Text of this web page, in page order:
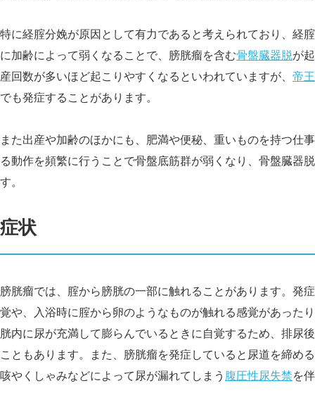
特に経腟分娩が原因として有力であると考えられており、経
に加齢によって弱くなることで、膀胱瘤を含む骨盤臓器脱が
産回数が多いほど起こりやすくなるといわれていますが、 帝
でも発症することがあります。
また出産や加齢のほかにも、肥満や便秘、重いものを持つ仕
る動作を頻繁に行うことで骨盤底筋群が弱くなり、骨盤臓器
す。
症状
膀胱瘤では、腟から膀胱の一部に触れることがあります。発
覚や、入浴時に腟から卵のようなものが触れる感覚があった
胱内に尿が充満して膨らんでいるときに自覚するため、排尿
こともあります。また、膀胱瘤を発症していると尿道を締め
咳やくしゃみなどによって尿が漏れてしまう 腹圧性尿失禁を